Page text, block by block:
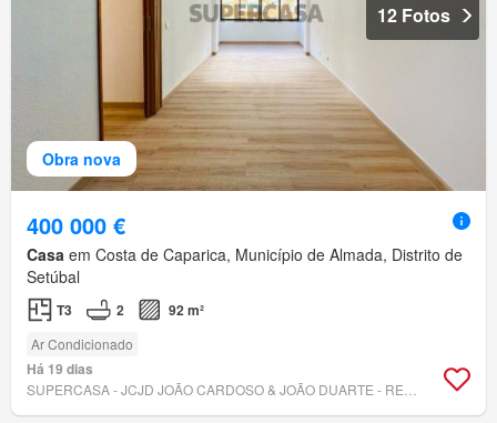
Obra nova
12 Fotos
400 000 €
Casa em Costa de Caparica, Município de Almada, Distrito de
Setúbal
T3 2 92 m²
Ar Condicionado
Há 19 dias